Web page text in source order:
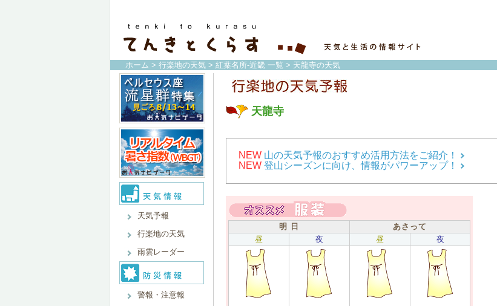
ホーム > 行楽地の天気 > 紅葉名所-近畿 一覧 > 天龍寺の天気
天気予報
行楽地の天気
雨雲レーダー
警報・注意報
天龍寺
NEW 山の天気予報のおすすめ活用方法をご紹介！
NEW 登山シーズンに向け、情報がパワーアップ！
明 日
あさって
昼
夜 昼 夜